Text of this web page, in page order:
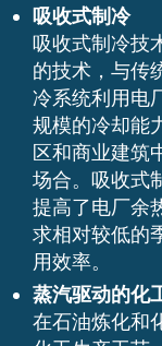
吸收式制冷
吸收式制冷技
的技术，与传
冷系统利用电
规模的冷却能
区和商业建筑
场合。吸收式
提高了电厂余
求相对较低的
用效率。
蒸汽驱动的化
在石油炼化和